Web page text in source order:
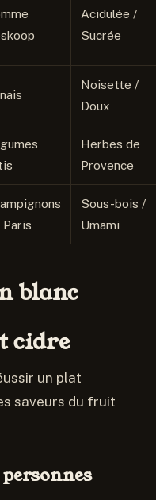
Acidulée /
Sucrée
Noisette /
Doux
Herbes de
Provence
Paris
Sous-bois /
Umami
blanc
cidre
un plat
saveurs du fruit